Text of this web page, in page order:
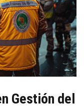
Gestión del